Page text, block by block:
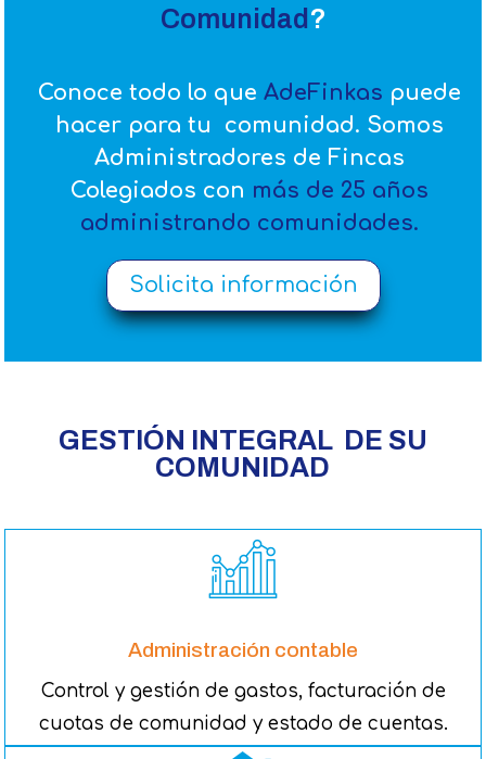
Comunidad ?
Conoce todo lo que AdeFinkas puede
hacer para tu comunidad. Somos
Administradores de Fincas
Colegiados con más de 25 años
administrando comunidades.
Solicita información
GESTIÓN INTEGRAL DE SU
COMUNIDAD
Administración contable
Control y gestión de gastos, facturación de
cuotas de comunidad y estado de cuentas.